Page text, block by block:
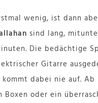
wenig, ist dann
sind lang,
Die bedächtige
Gitarre
dabei nie auf.
oder ein